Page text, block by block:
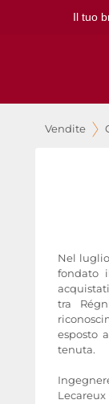
Il tuo
Vendite
Nel
fondato il
tra
esposto
tenuta.